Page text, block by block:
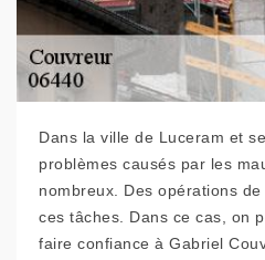
Dans la ville de Luceram et
problèmes causés par les
nombreux. Des opérations
ces tâches. Dans ce cas, on
faire confiance à Gabriel